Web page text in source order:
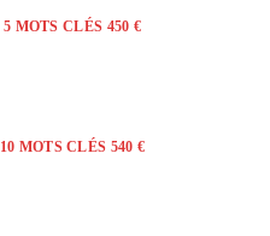
5 MOTS CLÉS 450 €
10 MOTS CLÉS 540 €